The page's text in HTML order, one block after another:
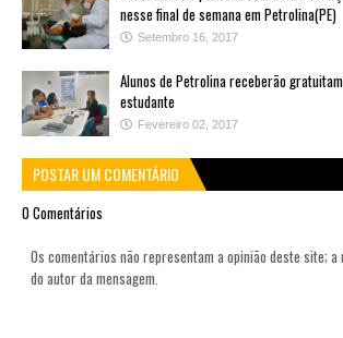
nesse final de semana em Petrolina(PE)
Setembro 16, 2017
Alunos de Petrolina receberão
estudante
Fevereiro 02, 2017
POSTAR UM COMENTÁRIO
0 Comentários
Os comentários não representam a opinião deste site; a
do autor da mensagem.